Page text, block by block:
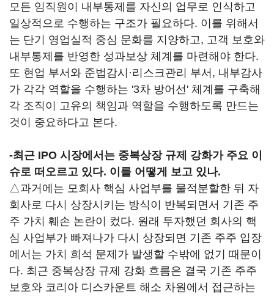
모든 임직원이 내부통제를 자신의 업무로 인식하고
일상적으로 수행하는 구조가 필요하다. 이를 위해서
는 단기 영업실적 중심 문화를 지양하고, 고객 보호와
내부통제를 반영한 성과보상 체계를 마련해야 한다.
또 현업 부서와 준법감시·리스크관리 부서, 내부감사
가 각각 역할을 수행하는 '3차 방어선' 체계를 구축해
각 조직이 고유의 책임과 역할을 수행하도록 만드는
것이 중요하다고 본다.
-최근 IPO 시장에서는 중복상장 규제 강화가 주요 이
슈로 떠오르고 있다. 이를 어떻게 보고 있나.
△과거에는 모회사 핵심 사업부를 물적분할한 뒤 자
회사로 다시 상장시키는 방식이 반복되면서 기존 주
주 가치 훼손 논란이 컸다. 원래 투자했던 회사의 핵
심 사업부가 빠져나가 다시 상장되면 기존 주주 입장
에서는 가치 희석 문제가 발생할 수밖에 없기 때문이
다. 최근 중복상장 규제 강화 흐름은 결국 기존 주주
보호와 코리아 디스카운트 해소 차원에서 접근하는